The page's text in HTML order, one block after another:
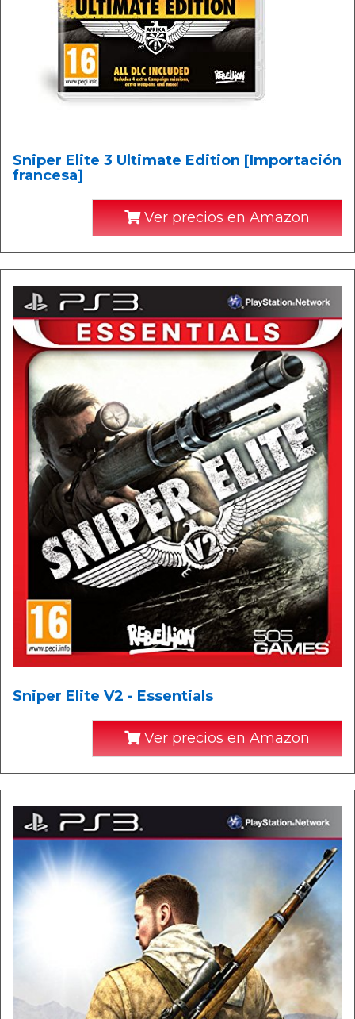
Sniper Elite 3 Ultimate Edition [Importación
francesa]
Ver precios en Amazon
Sniper Elite V2 - Essentials
Ver precios en Amazon